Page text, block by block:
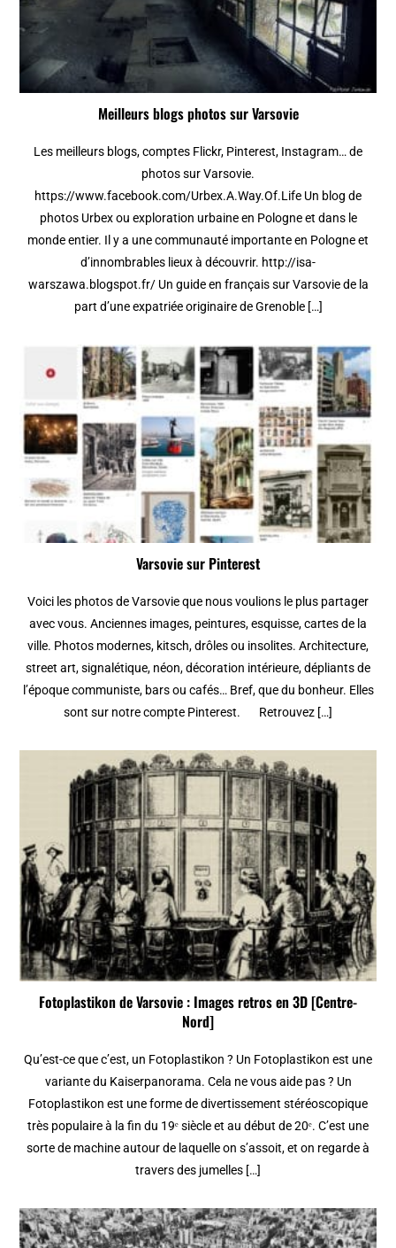
Meilleurs blogs photos sur Varsovie
Les meilleurs blogs, comptes Flickr, Pinterest, Instagram… de
photos sur Varsovie.
https://www.facebook.com/Urbex.A.Way.Of.Life Un blog de
photos Urbex ou exploration urbaine en Pologne et dans le
monde entier. Il y a une communauté importante en Pologne et
d’innombrables lieux à découvrir. http://isa-
warszawa.blogspot.fr/ Un guide en français sur Varsovie de la
part d’une expatriée originaire de Grenoble […]
Varsovie sur Pinterest
Voici les photos de Varsovie que nous voulions le plus partager
avec vous. Anciennes images, peintures, esquisse, cartes de la
ville. Photos modernes, kitsch, drôles ou insolites. Architecture,
street art, signalétique, néon, décoration intérieure, dépliants de
l’époque communiste, bars ou cafés… Bref, que du bonheur. Elles
sont sur notre compte Pinterest. Retrouvez […]
Fotoplastikon de Varsovie : Images retros en 3D [Centre-
Nord]
Qu’est-ce que c’est, un Fotoplastikon ? Un Fotoplastikon est une
variante du Kaiserpanorama. Cela ne vous aide pas ? Un
Fotoplastikon est une forme de divertissement stéréoscopique
très populaire à la fin du 19ᵉ siècle et au début de 20ᵉ. C’est une
sorte de machine autour de laquelle on s’assoit, et on regarde à
travers des jumelles […]